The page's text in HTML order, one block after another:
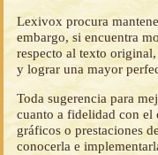
Lexivox procura
embargo, si encuentra
respecto al texto
y lograr una mayor
Toda sugerencia para
cuanto a fidelidad con el
gráficos o prestaciones
conocerla e